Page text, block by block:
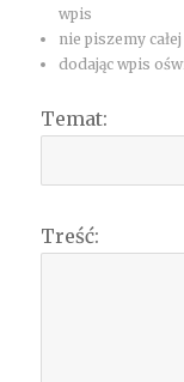
wpis
nie piszemy
dodając wpis
Temat:
Treść: